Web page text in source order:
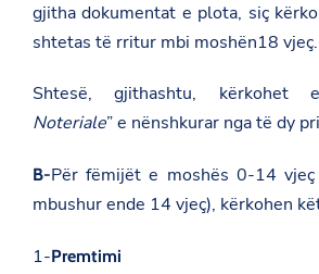
gjitha dokumentat e plota, siç
shtetas të rritur mbi moshën18 vjeç.
Shtesë, gjithashtu, kërkohet
Noteriale” e nënshkurar nga të dy
B-Për fëmijët e moshës 0-14 vjeç
mbushur ende 14 vjeç), kërkohen
1-Premtimi